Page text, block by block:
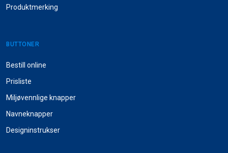
Produktmerking
BUTTONER
Bestill online
Prisliste
Miljøvennlige knapper
Navneknapper
Designinstrukser